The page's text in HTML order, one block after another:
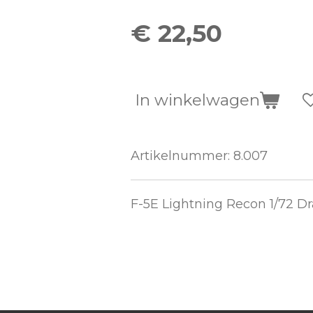
€ 22,50
In winkelwagen
Artikelnummer: 8.007
F-5E Lightning Recon 1/72